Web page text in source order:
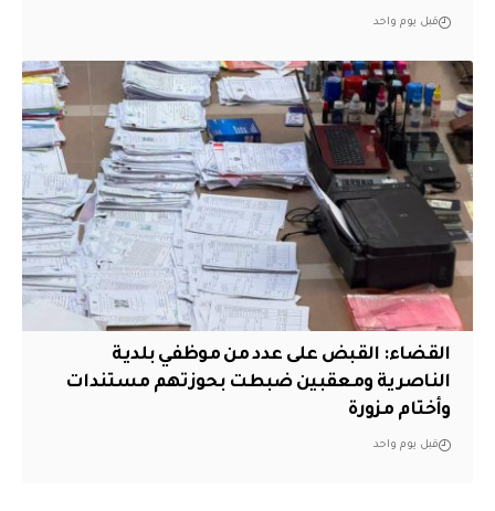
قبل يوم واحد
القضاء: القبض على عدد من موظفي بلدية
الناصرية ومعقبين ضبطت بحوزتهم مستندات
وأختام مزورة
قبل يوم واحد